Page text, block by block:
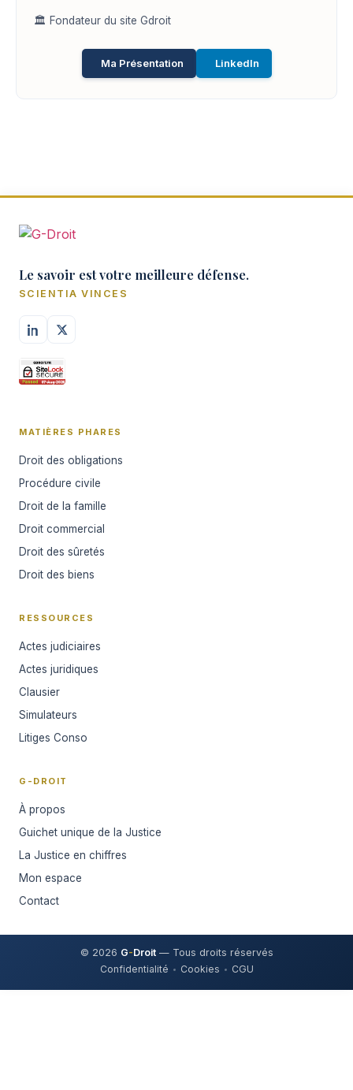
🏛️ Fondateur du site Gdroit
Ma Présentation LinkedIn
Le savoir est votre meilleure défense.
SCIENTIA VINCES
MATIÈRES PHARES
Droit des obligations
Procédure civile
Droit de la famille
Droit commercial
Droit des sûretés
Droit des biens
RESSOURCES
Actes judiciaires
Actes juridiques
Clausier
Simulateurs
Litiges Conso
G-DROIT
À propos
Guichet unique de la Justice
La Justice en chiffres
Mon espace
Contact
© 2026 G-Droit— Tous droits réservés
Confidentialité
Cookies CGU